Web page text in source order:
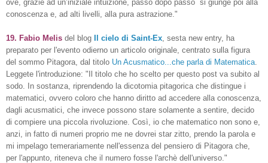
ove, grazie ad un’iniziale intuizione, passo dopo passo si giunge poi alla
conoscenza e, ad alti livelli, alla pura astrazione."
19. Fabio Melis del blog Il cielo di Saint-Ex , sesta new entry, ha
preparato per l'evento odierno un articolo originale, centrato sulla figura
del sommo Pitagora, dal titolo Un Acusmatico...che parla di Matematica
Leggete l'introduzione: "Il titolo che ho scelto per questo post va subito al
sodo. In sostanza, riprendendo la dicotomia pitagorica che distingue i
matematici, ovvero coloro che hanno diritto ad accedere alla conoscenza,
dagli acusmatici, che invece possono stare solamente a sentire, decido
di compiere una piccola rivoluzione. Così, io che matematico non sono e,
anzi, in fatto di numeri proprio me ne dovrei star zitto, prendo la parola e
mi impelago temerariamente nell'essenza del pensiero di Pitagora che,
per l'appunto, riteneva che il numero fosse l'archè dell'universo."